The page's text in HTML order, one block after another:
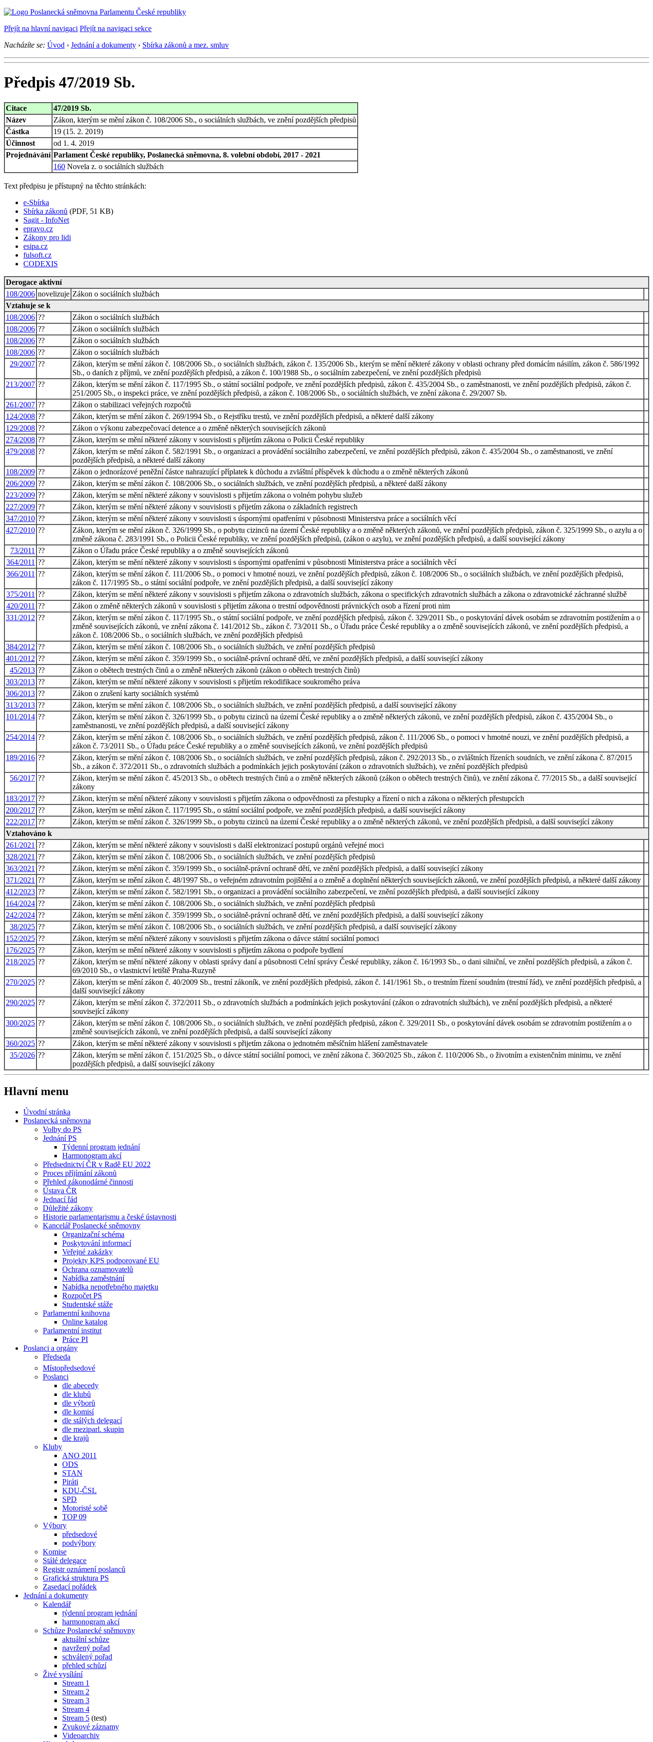
Přejít na hlavní navigaci Přejít na navigaci sekce
Nacházíte se: Úvod › Jednání a dokumenty › Sbírka zákonů a mez. smluv
Předpis 47/2019 Sb.
Citace
47/2019 Sb.
Název
Zákon, kterým se mění zákon č. 108/2006 Sb., o sociálních službách, ve znění pozdějších předpisů
Částka
19 (15. 2. 2019)
Účinnost
od 1. 4. 2019
Projednávání Parlament České republiky, Poslanecká sněmovna, 8. volební období, 2017 - 2021
160 Novela z. o sociálních službách
Text předpisu je přístupný na těchto stránkách:
e-Sbírka
Sbírka zákonů (PDF, 51 KB)
Sagit - InfoNet
epravo.cz
Zákony pro lidi
esipa.cz
fulsoft.cz
CODEXIS
Derogace aktivní
108/2006 novelizuje Zákon o sociálních službách
Vztahuje se k
108/2006 ??
Zákon o sociálních službách
108/2006 ??
Zákon o sociálních službách
108/2006 ??
Zákon o sociálních službách
108/2006 ??
Zákon o sociálních službách
29/2007 ??
Zákon, kterým se mění zákon č. 108/2006 Sb., o sociálních službách, zákon č. 135/2006 Sb., kterým se mění některé zákony v oblasti ochrany před domácím násilím, zákon č. 586/1992
Sb., o daních z příjmů, ve znění pozdějších předpisů, a zákon č. 100/1988 Sb., o sociálním zabezpečení, ve znění pozdějších předpisů
213/2007 ??
Zákon, kterým se mění zákon č. 117/1995 Sb., o státní sociální podpoře, ve znění pozdějších předpisů, zákon č. 435/2004 Sb., o zaměstnanosti, ve znění pozdějších předpisů, zákon č.
251/2005 Sb., o inspekci práce, ve znění pozdějších předpisů, a zákon č. 108/2006 Sb., o sociálních službách, ve znění zákona č. 29/2007 Sb.
261/2007 ??
Zákon o stabilizaci veřejných rozpočtů
124/2008 ??
Zákon, kterým se mění zákon č. 269/1994 Sb., o Rejstříku trestů, ve znění pozdějších předpisů, a některé další zákony
129/2008 ??
Zákon o výkonu zabezpečovací detence a o změně některých souvisejících zákonů
274/2008 ??
Zákon, kterým se mění některé zákony v souvislosti s přijetím zákona o Policii České republiky
479/2008 ??
Zákon, kterým se mění zákon č. 582/1991 Sb., o organizaci a provádění sociálního zabezpečení, ve znění pozdějších předpisů, zákon č. 435/2004 Sb., o zaměstnanosti, ve znění
pozdějších předpisů, a některé další zákony
108/2009 ??
Zákon o jednorázové peněžní částce nahrazující příplatek k důchodu a zvláštní příspěvek k důchodu a o změně některých zákonů
206/2009 ??
Zákon, kterým se mění zákon č. 108/2006 Sb., o sociálních službách, ve znění pozdějších předpisů, a některé další zákony
223/2009 ??
Zákon, kterým se mění některé zákony v souvislosti s přijetím zákona o volném pohybu služeb
227/2009 ??
Zákon, kterým se mění některé zákony v souvislosti s přijetím zákona o základních registrech
347/2010 ??
Zákon, kterým se mění některé zákony v souvislosti s úspornými opatřeními v působnosti Ministerstva práce a sociálních věcí
427/2010 ??
Zákon, kterým se mění zákon č. 326/1999 Sb., o pobytu cizinců na území České republiky a o změně některých zákonů, ve znění pozdějších předpisů, zákon č. 325/1999 Sb., o azylu a o
změně zákona č. 283/1991 Sb., o Policii České republiky, ve znění pozdějších předpisů, (zákon o azylu), ve znění pozdějších předpisů, a další související zákony
73/2011 ??
Zákon o Úřadu práce České republiky a o změně souvisejících zákonů
364/2011 ??
Zákon, kterým se mění některé zákony v souvislosti s úspornými opatřeními v působnosti Ministerstva práce a sociálních věcí
366/2011 ??
Zákon, kterým se mění zákon č. 111/2006 Sb., o pomoci v hmotné nouzi, ve znění pozdějších předpisů, zákon č. 108/2006 Sb., o sociálních službách, ve znění pozdějších předpisů,
zákon č. 117/1995 Sb., o státní sociální podpoře, ve znění pozdějších předpisů, a další související zákony
375/2011 ??
Zákon, kterým se mění některé zákony v souvislosti s přijetím zákona o zdravotních službách, zákona o specifických zdravotních službách a zákona o zdravotnické záchranné službě
420/2011 ??
Zákon o změně některých zákonů v souvislosti s přijetím zákona o trestní odpovědnosti právnických osob a řízení proti nim
331/2012 ??
Zákon, kterým se mění zákon č. 117/1995 Sb., o státní sociální podpoře, ve znění pozdějších předpisů, zákon č. 329/2011 Sb., o poskytování dávek osobám se zdravotním postižením a o
změně souvisejících zákonů, ve znění zákona č. 141/2012 Sb., zákon č. 73/2011 Sb., o Úřadu práce České republiky a o změně souvisejících zákonů, ve znění pozdějších předpisů, a
zákon č. 108/2006 Sb., o sociálních službách, ve znění pozdějších předpisů
384/2012 ??
Zákon, kterým se mění zákon č. 108/2006 Sb., o sociálních službách, ve znění pozdějších předpisů
401/2012 ??
Zákon, kterým se mění zákon č. 359/1999 Sb., o sociálně-právní ochraně dětí, ve znění pozdějších předpisů, a další související zákony
45/2013 ??
Zákon o obětech trestných činů a o změně některých zákonů (zákon o obětech trestných činů)
303/2013 ??
Zákon, kterým se mění některé zákony v souvislosti s přijetím rekodifikace soukromého práva
306/2013 ??
Zákon o zrušení karty sociálních systémů
313/2013 ??
Zákon, kterým se mění zákon č. 108/2006 Sb., o sociálních službách, ve znění pozdějších předpisů, a další související zákony
101/2014 ??
Zákon, kterým se mění zákon č. 326/1999 Sb., o pobytu cizinců na území České republiky a o změně některých zákonů, ve znění pozdějších předpisů, zákon č. 435/2004 Sb., o
zaměstnanosti, ve znění pozdějších předpisů, a další související zákony
254/2014 ??
Zákon, kterým se mění zákon č. 108/2006 Sb., o sociálních službách, ve znění pozdějších předpisů, zákon č. 111/2006 Sb., o pomoci v hmotné nouzi, ve znění pozdějších předpisů, a
zákon č. 73/2011 Sb., o Úřadu práce České republiky a o změně souvisejících zákonů, ve znění pozdějších předpisů
189/2016 ??
Zákon, kterým se mění zákon č. 108/2006 Sb., o sociálních službách, ve znění pozdějších předpisů, zákon č. 292/2013 Sb., o zvláštních řízeních soudních, ve znění zákona č. 87/2015
Sb., a zákon č. 372/2011 Sb., o zdravotních službách a podmínkách jejich poskytování (zákon o zdravotních službách), ve znění pozdějších předpisů
56/2017 ??
Zákon, kterým se mění zákon č. 45/2013 Sb., o obětech trestných činů a o změně některých zákonů (zákon o obětech trestných činů), ve znění zákona č. 77/2015 Sb., a další související
zákony
183/2017 ??
Zákon, kterým se mění některé zákony v souvislosti s přijetím zákona o odpovědnosti za přestupky a řízení o nich a zákona o některých přestupcích
200/2017 ??
Zákon, kterým se mění zákon č. 117/1995 Sb., o státní sociální podpoře, ve znění pozdějších předpisů, a další související zákony
222/2017 ??
Zákon, kterým se mění zákon č. 326/1999 Sb., o pobytu cizinců na území České republiky a o změně některých zákonů, ve znění pozdějších předpisů, a další související zákony
Vztahováno k
261/2021 ??
Zákon, kterým se mění některé zákony v souvislosti s další elektronizací postupů orgánů veřejné moci
328/2021 ??
Zákon, kterým se mění zákon č. 108/2006 Sb., o sociálních službách, ve znění pozdějších předpisů
363/2021 ??
Zákon, kterým se mění zákon č. 359/1999 Sb., o sociálně-právní ochraně dětí, ve znění pozdějších předpisů, a další související zákony
371/2021 ??
Zákon, kterým se mění zákon č. 48/1997 Sb., o veřejném zdravotním pojištění a o změně a doplnění některých souvisejících zákonů, ve znění pozdějších předpisů, a některé další zákony
412/2023 ??
Zákon, kterým se mění zákon č. 582/1991 Sb., o organizaci a provádění sociálního zabezpečení, ve znění pozdějších předpisů, a další související zákony
164/2024 ??
Zákon, kterým se mění zákon č. 108/2006 Sb., o sociálních službách, ve znění pozdějších předpisů
242/2024 ??
Zákon, kterým se mění zákon č. 359/1999 Sb., o sociálně-právní ochraně dětí, ve znění pozdějších předpisů, a další související zákony
38/2025 ??
Zákon, kterým se mění zákon č. 108/2006 Sb., o sociálních službách, ve znění pozdějších předpisů, a další související zákony
152/2025 ??
Zákon, kterým se mění některé zákony v souvislosti s přijetím zákona o dávce státní sociální pomoci
176/2025 ??
Zákon, kterým se mění některé zákony v souvislosti s přijetím zákona o podpoře bydlení
218/2025 ??
Zákon, kterým se mění některé zákony v oblasti správy daní a působnosti Celní správy České republiky, zákon č. 16/1993 Sb., o dani silniční, ve znění pozdějších předpisů, a zákon č.
69/2010 Sb., o vlastnictví letiště Praha-Ruzyně
270/2025 ??
Zákon, kterým se mění zákon č. 40/2009 Sb., trestní zákoník, ve znění pozdějších předpisů, zákon č. 141/1961 Sb., o trestním řízení soudním (trestní řád), ve znění pozdějších předpisů, a
další související zákony
290/2025 ??
Zákon, kterým se mění zákon č. 372/2011 Sb., o zdravotních službách a podmínkách jejich poskytování (zákon o zdravotních službách), ve znění pozdějších předpisů, a některé
související zákony
300/2025 ??
Zákon, kterým se mění zákon č. 108/2006 Sb., o sociálních službách, ve znění pozdějších předpisů, zákon č. 329/2011 Sb., o poskytování dávek osobám se zdravotním postižením a o
změně souvisejících zákonů, ve znění pozdějších předpisů, a další související zákony
360/2025 ??
Zákon, kterým se mění některé zákony v souvislosti s přijetím zákona o jednotném měsíčním hlášení zaměstnavatele
35/2026 ??
Zákon, kterým se mění zákon č. 151/2025 Sb., o dávce státní sociální pomoci, ve znění zákona č. 360/2025 Sb., zákon č. 110/2006 Sb., o životním a existenčním minimu, ve znění
pozdějších předpisů, a další související zákony
Hlavní menu
Úvodní stránka
Poslanecká sněmovna
Volby do PS
Jednání PS
Týdenní program jednání
Harmonogram akcí
Předsednictví ČR v Radě EU 2022
Proces příjímání zákonů
Přehled zákonodárné činnosti
Ústava ČR
Jednací řád
Důležité zákony
Historie parlamentarismu a české ústavnosti
Kancelář Poslanecké sněmovny
Organizační schéma
Poskytování informací
Veřejné zakázky
Projekty KPS podporované EU
Ochrana oznamovatelů
Nabídka zaměstnání
Nabídka nepotřebného majetku
Rozpočet PS
Studentské stáže
Parlamentní knihovna
Online katalog
Parlamentní institut
Práce PI
Poslanci a orgány
Předseda
Místopředsedové
Poslanci
dle abecedy
dle klubů
dle výborů
dle komisí
dle stálých delegací
dle meziparl. skupin
dle krajů
Kluby
ANO 2011
ODS
STAN
Piráti
KDU-ČSL
SPD
Motoristé sobě
TOP 09
Výbory
předsedové
podvýbory
Komise
Stálé delegace
Registr oznámení poslanců
Grafická struktura PS
Zasedací pořádek
Jednání a dokumenty
Kalendář
týdenní program jednání
harmonogram akcí
Schůze Poslanecké sněmovny
aktuální schůze
navržený pořad
schválený pořad
přehled schůzí
Živé vysílání
Stream 1
Stream 2
Stream 3
Stream 4
Stream 5 (test)
Zvukové záznamy
Videoarchiv